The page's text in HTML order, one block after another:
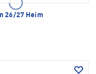
26/27 Heim